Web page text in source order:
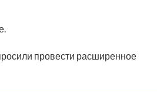
провести расширенное